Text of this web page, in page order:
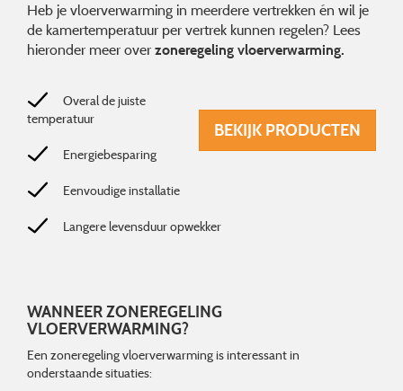
Heb je vloerverwarming in meerdere vertrekken én wil je
de kamertemperatuur per vertrek kunnen regelen? Lees
hieronder meer over zoneregeling vloerverwarming.
BEKIJK PRODUCTEN
Overal de juiste
temperatuur
Energiebesparing
Eenvoudige installatie
Langere levensduur opwekker
WANNEER ZONEREGELING
VLOERVERWARMING?
Een zoneregeling vloerverwarming is interessant in
onderstaande situaties: